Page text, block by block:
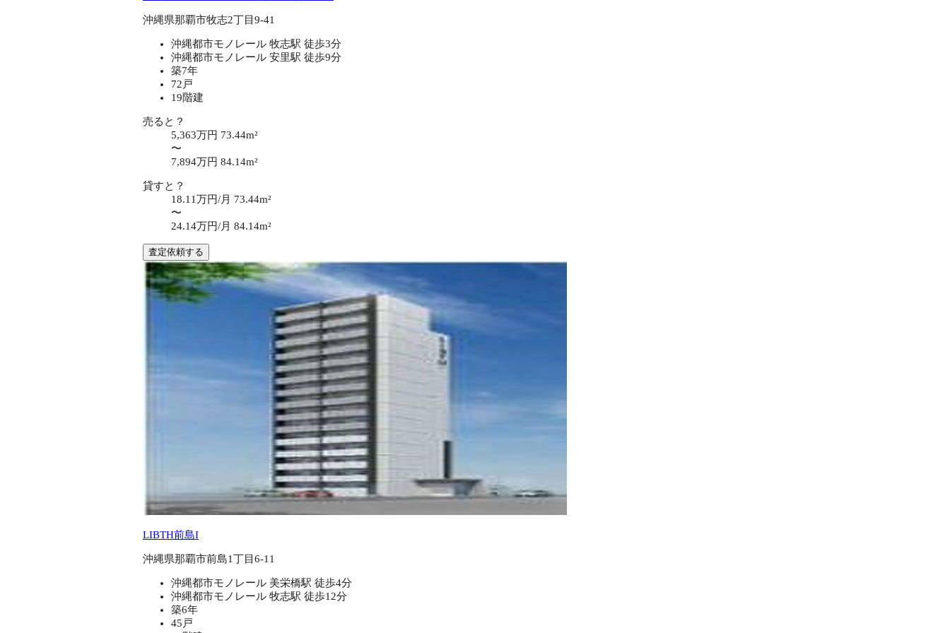
沖縄県那覇市牧志2丁目9-41
沖縄都市モノレール 牧志駅 徒歩3分
沖縄都市モノレール 安里駅 徒歩9分
築7年
72戸
19階建
売ると？
5,363万円 73.44m²
〜
7,894万円 84.14m²
貸すと？
18.11万円/月 73.44m²
〜
24.14万円/月 84.14m²
査定依頼する
LIBTH前島I
沖縄県那覇市前島1丁目6-11
沖縄都市モノレール 美栄橋駅 徒歩4分
沖縄都市モノレール 牧志駅 徒歩12分
築6年
45戸